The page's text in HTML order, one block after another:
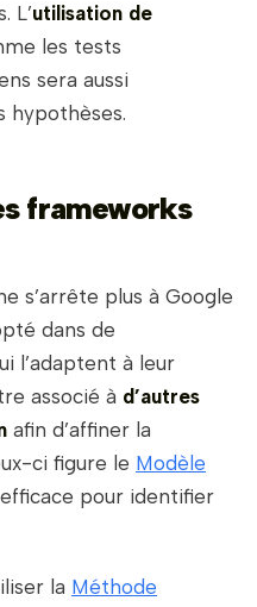
L’utilisation de
les tests
sera aussi
hypothèses.
frameworks
s’arrête plus à Google
dans de
l’adaptent à leur
associé à d’autres
afin d’affiner la
ci figure le Modèle
pour identifier
la Méthode